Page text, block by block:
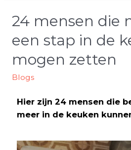
24 mensen die
een stap in de
mogen zetten
Blogs
Hier zijn 24 mensen die
meer in de keuken